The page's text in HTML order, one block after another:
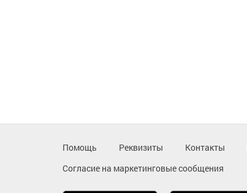
Помощь Реквизиты Контакты
Согласие на маркетинговые сообщения